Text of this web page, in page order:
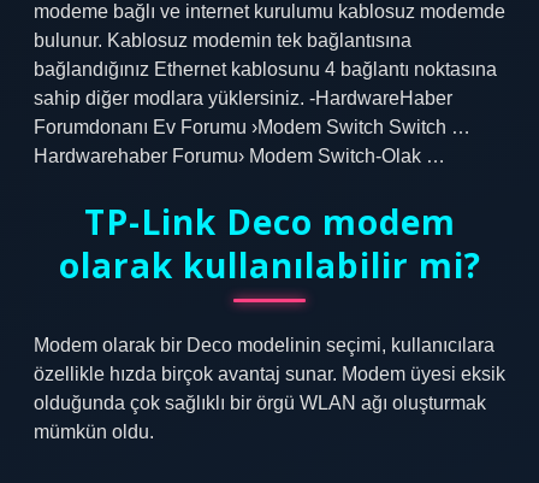
modeme bağlı ve internet kurulumu kablosuz modemde
bulunur. Kablosuz modemin tek bağlantısına
bağlandığınız Ethernet kablosunu 4 bağlantı noktasına
sahip diğer modlara yüklersiniz. -HardwareHaber
Forumdonanı Ev Forumu ›Modem Switch Switch …
Hardwarehaber Forumu› Modem Switch-Olak …
TP-Link Deco modem
olarak kullanılabilir mi?
Modem olarak bir Deco modelinin seçimi, kullanıcılara
özellikle hızda birçok avantaj sunar. Modem üyesi eksik
olduğunda çok sağlıklı bir örgü WLAN ağı oluşturmak
mümkün oldu.